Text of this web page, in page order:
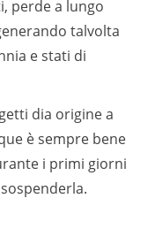
perde a lungo
talvolta
e stati di
dia origine a
è sempre bene
i primi giorni